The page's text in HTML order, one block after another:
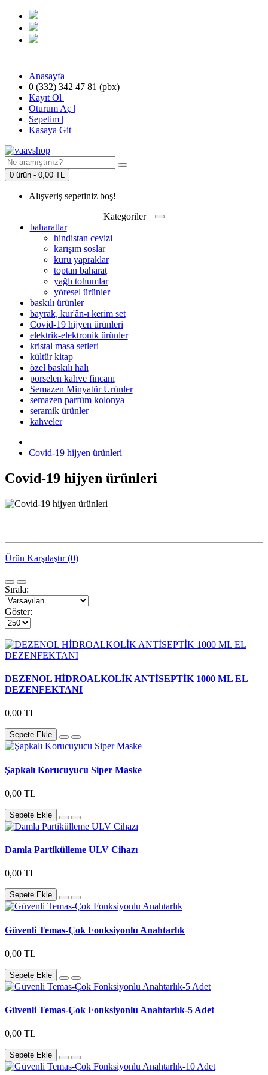
Anasayfa |
0 (332) 342 47 81 (pbx) |
Kayıt Ol |
Oturum Aç |
Sepetim |
Kasaya Git
0 ürün - 0,00 TL
Alışveriş sepetiniz boş!
Kategoriler
baharatlar
hindistan cevizi
karışım soslar
kuru yapraklar
toptan baharat
yağlı tohumlar
yöresel ürünler
baskılı ürünler
bayrak, kur'ân-ı kerim set
Covid-19 hijyen ürünleri
elektrik-elektronik ürünler
kristal masa setleri
kültür kitap
özel baskılı halı
porselen kahve fincanı
Semazen Minyatür Ürünler
semazen parfüm kolonya
seramik ürünler
kahveler
Covid-19 hijyen ürünleri
Covid-19 hijyen ürünleri
Ürün Karşılaştır (0)
Sırala:
Göster:
DEZENOL HİDROALKOLİK ANTİSEPTİK 1000 ML EL
DEZENFEKTANI
0,00 TL
Sepete Ekle
Şapkalı Korucuyucu Siper Maske
0,00 TL
Sepete Ekle
Damla Partikülleme ULV Cihazı
0,00 TL
Sepete Ekle
Güvenli Temas-Çok Fonksiyonlu Anahtarlık
0,00 TL
Sepete Ekle
Güvenli Temas-Çok Fonksiyonlu Anahtarlık-5 Adet
0,00 TL
Sepete Ekle